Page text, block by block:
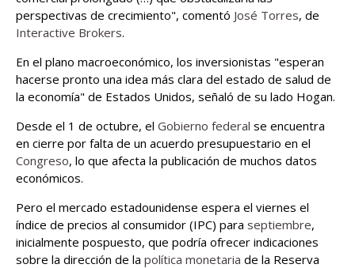
perspectivas de crecimiento", comentó José Torres, de
Interactive Brokers.
En el plano macroeconómico, los inversionistas "esperan
hacerse pronto una idea más clara del estado de salud de
la economía" de Estados Unidos, señaló de su lado Hogan.
Desde el 1 de octubre, el Gobierno federal se encuentra
en cierre por falta de un acuerdo presupuestario en el
Congreso, lo que afecta la publicación de muchos datos
económicos.
Pero el mercado estadounidense espera el viernes el
índice de precios al consumidor (IPC) para septiembre,
inicialmente pospuesto, que podría ofrecer indicaciones
sobre la dirección de la política monetaria de la Reserva